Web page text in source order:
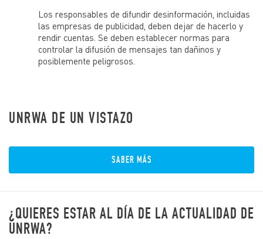
Los responsables de difundir desinformación, incluidas
las empresas de publicidad, deben dejar de hacerlo y
rendir cuentas. Se deben establecer normas para
controlar la difusión de mensajes tan dañinos y
posiblemente peligrosos.
UNRWA DE UN VISTAZO
SABER MÁS
UNRWA España trabaja con el objetivo de apoyar los
programas humanitarios de UNRWA y sensibilizar sobre
la situación de la población refugiada de Palestina a la
¿QUIERES ESTAR AL DÍA DE LA ACTUALIDAD DE
UNRWA?